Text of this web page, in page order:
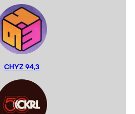
CHYZ 94,3